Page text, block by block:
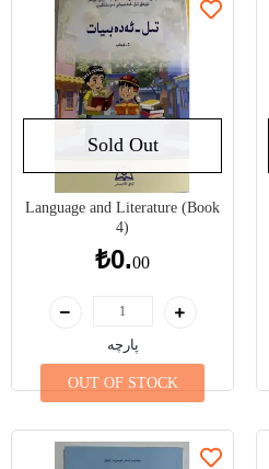
Sold Out
Language and Literature (Book
4)
₺0.00
پارچە
OUT OF STOCK